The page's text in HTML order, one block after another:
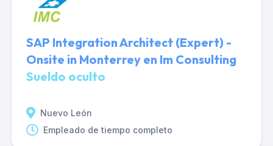
SAP Integration Architect (Expert) -
Onsite in Monterrey en Im Consulting
Sueldo oculto
Nuevo León
Empleado de tiempo completo